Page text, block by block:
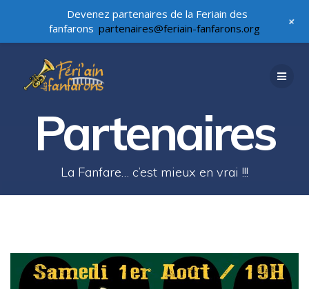
Partenaires
La Fanfare… c’est mieux en vrai !!!
Devenez partenaires de la Feriain des
fanfarons partenaires@feriain-fanfarons.org +